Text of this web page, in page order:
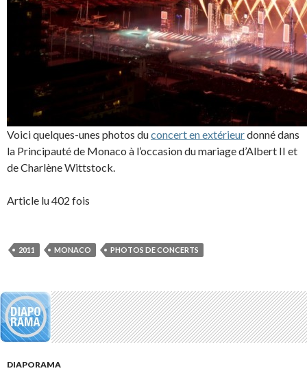
Voici quelques-unes photos duconcert en extérieurdonné dans
la Principauté de Monaco à l’occasion du mariage d’Albert II et
de Charlène Wittstock.
Article lu 402 fois
2011 MONACO PHOTOS DE CONCERTS
DIAPORAMA